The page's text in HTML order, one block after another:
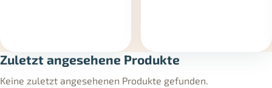
Zuletzt angesehene Produkte
Keine zuletzt angesehenen Produkte gefunden.